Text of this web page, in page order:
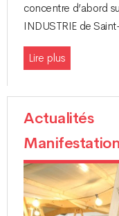
concentre d’abord
INDUSTRIE de
Lire plus
Actualités